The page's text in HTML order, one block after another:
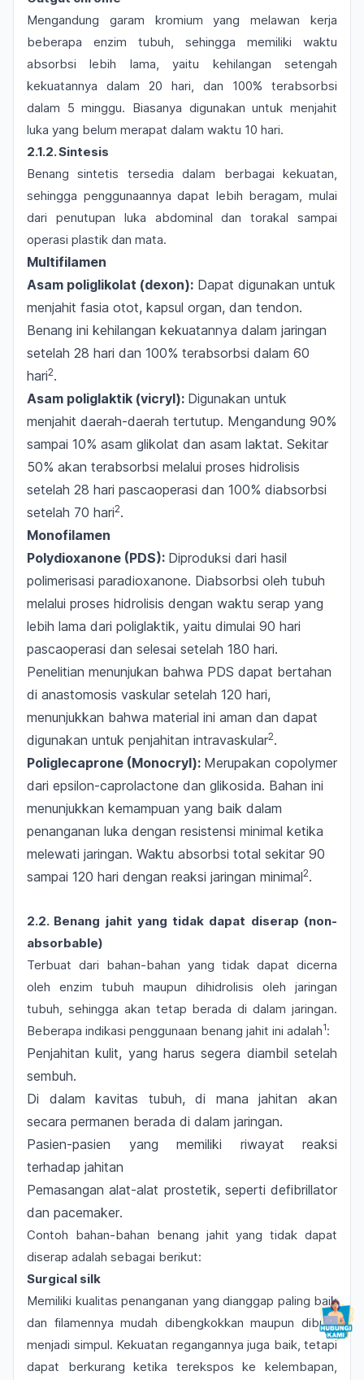
Mengandung garam kromium yang melawan kerja
beberapa enzim tubuh, sehingga memiliki waktu
absorbsi lebih lama, yaitu kehilangan setengah
kekuatannya dalam 20 hari, dan 100% terabsorbsi
dalam 5 minggu. Biasanya digunakan untuk menjahit
luka yang belum merapat dalam waktu 10 hari.
2.1.2. Sintesis
Benang sintetis tersedia dalam berbagai kekuatan,
sehingga penggunaannya dapat lebih beragam, mulai
dari penutupan luka abdominal dan torakal sampai
operasi plastik dan mata.
Multifilamen
Asam poliglikolat (dexon): Dapat digunakan untuk
menjahit fasia otot, kapsul organ, dan tendon.
Benang ini kehilangan kekuatannya dalam jaringan
setelah 28 hari dan 100% terabsorbsi dalam 60
hari2.
Asam poliglaktik (vicryl): Digunakan untuk
menjahit daerah-daerah tertutup. Mengandung 90%
sampai 10% asam glikolat dan asam laktat. Sekitar
50% akan terabsorbsi melalui proses hidrolisis
setelah 28 hari pascaoperasi dan 100% diabsorbsi
setelah 70 hari2.
Monofilamen
Polydioxanone (PDS): Diproduksi dari hasil
polimerisasi paradioxanone. Diabsorbsi oleh tubuh
melalui proses hidrolisis dengan waktu serap yang
lebih lama dari poliglaktik, yaitu dimulai 90 hari
pascaoperasi dan selesai setelah 180 hari.
Penelitian menunjukan bahwa PDS dapat bertahan
di anastomosis vaskular setelah 120 hari,
menunjukkan bahwa material ini aman dan dapat
digunakan untuk penjahitan intravaskular2.
Poliglecaprone (Monocryl): Merupakan copolymer
dari epsilon-caprolactone dan glikosida. Bahan ini
menunjukkan kemampuan yang baik dalam
penanganan luka dengan resistensi minimal ketika
melewati jaringan. Waktu absorbsi total sekitar 90
sampai 120 hari dengan reaksi jaringan minimal2.
2.2. Benang jahit yang tidak dapat diserap (non-
absorbable)
Terbuat dari bahan-bahan yang tidak dapat dicerna
oleh enzim tubuh maupun dihidrolisis oleh jaringan
tubuh, sehingga akan tetap berada di dalam jaringan.
Beberapa indikasi penggunaan benang jahit ini adalah1:
Penjahitan kulit, yang harus segera diambil setelah
sembuh.
Di dalam kavitas tubuh, di mana jahitan akan
secara permanen berada di dalam jaringan.
Pasien-pasien yang memiliki riwayat reaksi
terhadap jahitan
Pemasangan alat-alat prostetik, seperti defibrillator
dan pacemaker.
Contoh bahan-bahan benang jahit yang tidak dapat
diserap adalah sebagai berikut:
Surgical silk
Memiliki kualitas penanganan yang dianggap paling baik
dan filamennya mudah dibengkokkan maupun dibuat
menjadi simpul. Kekuatan regangannya juga baik, tetapi
dapat berkurang ketika terekspos ke kelembapan,